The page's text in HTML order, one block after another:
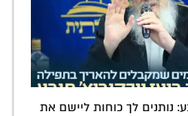
נותנים לך כוחות ליישם את